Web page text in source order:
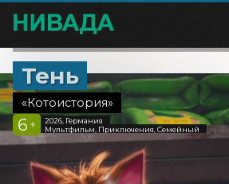
Тень
«Котоистория»
6 +
2026, Германия
Мультфильм, Приключения, Семейный